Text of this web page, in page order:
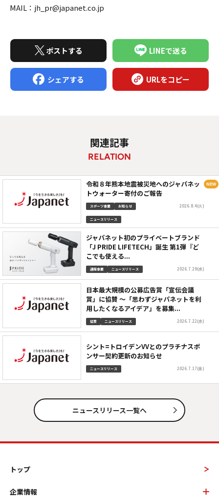
MAIL：jh_pr@japanet.co.jp
ポストする LINEで送る
シェアする URLをコピー
関連記事
RELATION
令和８年熊本地震被災地へのジャパネッ
トウォーター寄付のご報告
スポーツ事業 お知らせ
ニュースリリース
2026.8.4(火)
ジャパネット初のプライベートブランド
「J PRIDE LIFETECH」誕生 第1弾『ど
こでも使える...
通販事業 ニュースリリース 2026.7.29(水)
日本最大規模の公募広告賞「宣伝会議
賞」に協賛 ～「思わずジャパネットを利
用したくなるアイデア」を募集...
協賛 ニュースリリース 2026.7.22(水)
シント=トロイデンVVとのプラチナスポ
ンサー契約更新のお知らせ
ニュースリリース 2026.7.17(金)
ニュースリリース一覧へ
トップ
企業情報